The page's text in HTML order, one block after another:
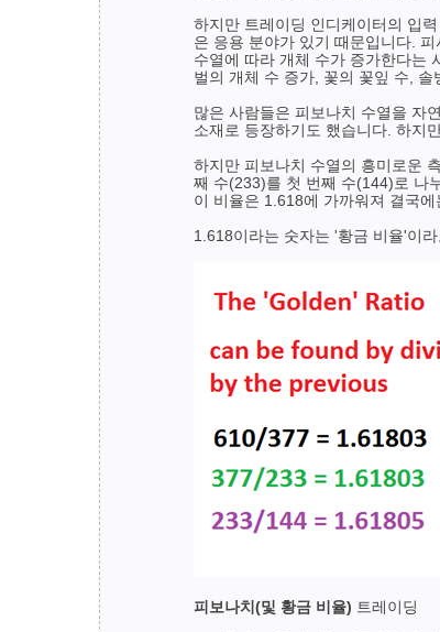
하지만 트레이딩 인디케이터의 입
은 응용 분야가 있기 때문입니다.
수열에 따라 개체 수가 증가한다는
벌의 개체 수 증가, 꽃의 꽃잎 수,
많은 사람들은 피보나치 수열을 자
소재로 등장하기도 했습니다. 하지
하지만 피보나치 수열의 흥미로운
째 수(233)를 첫 번째 수(144)로 나
이 비율은 1.618에 가까워져 결국
1.618이라는 숫자는 '황금 비율'이
피보나치(및 황금 비율) 트레이딩